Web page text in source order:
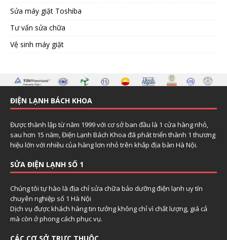
Sửa máy giặt Toshiba
Tư vấn sửa chữa
Vệ sinh máy giặt
ĐIỆN LẠNH BÁCH KHOA
Được thành lập từ năm 1999 với cơ sở ban đầu là 1 cửa hàng nhỏ,
sau hơn 15 năm, Điện Lạnh Bách Khoa đã phát triển thành 1 thương
hiệu lớn với nhiều của hàng lơn nhỏ trên khắp địa bàn Hà Nội.
SỬA ĐIỆN LẠNH SỐ 1
Chúng tôi tự hào là địa chỉ sửa chữa bảo dưỡng điện lạnh uy tín
chuyên nghiệp số 1 Hà Nội
Dịch vụ được khách hàng tin tưởng không chỉ vì chất lượng, giá cả
mà còn ở phong cách phục vụ.
CÁC CƠ SỞ TRỰC THUỘC